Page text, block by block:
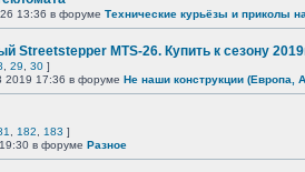
13:36 в форуме Технические курьёзы и приколы
Streetstepper MTS-26. Купить к сезону
29 30 ]
2019 17:36 в форуме Не наши конструкции (Европа,
182 183 ]
в форуме Разное